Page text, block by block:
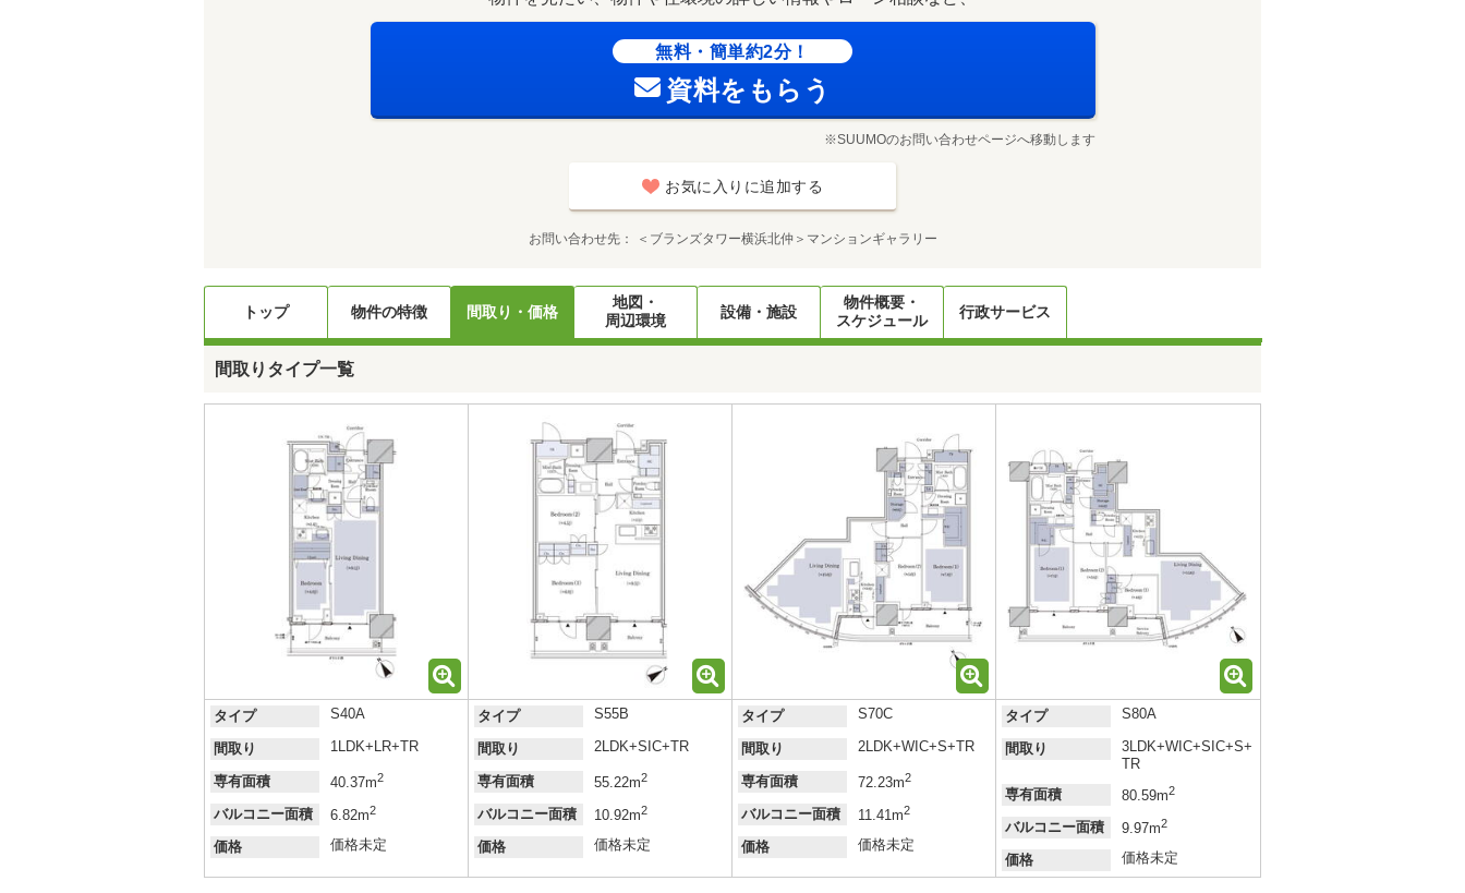
無料・簡単約2分！
資料をもらう
※SUUMOのお問い合わせページへ移動します
お気に入りに追加する
お問い合わせ先 ＜ブランズタワー横浜北仲＞マンションギャラリー
トップ 物件の特徴 間取り・価格
地図・
周辺環境
設備・施設
物件概要・
スケジュール
行政サービス
間取りタイプ一覧
タイプ S40A
間取り 1LDK+LR+TR
専有面積 40.37m2
バルコニー面積 6.82m2
価格 価格未定
タイプ S55B
間取り 2LDK+SIC+TR
専有面積 55.22m2
バルコニー面積 10.92m2
価格 価格未定
タイプ S70C
間取り 2LDK+WIC+S+TR
専有面積 72.23m2
バルコニー面積 11.41m2
価格 価格未定
タイプ S80A
間取り
3LDK+WIC+SIC+S+
TR
専有面積
80.59m2
バルコニー面積 9.97m2
価格 価格未定